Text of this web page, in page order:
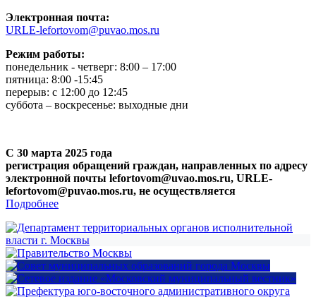
Электронная почта:
URLE-lefortovom@puvao.mos.ru
Режим работы:
понедельник - четверг: 8:00 – 17:00
пятница: 8:00 -15:45
перерыв: с 12:00 до 12:45
суббота – воскресенье: выходные дни
С 30 марта 2025 года
регистрация обращений граждан, направленных по адресу
электронной почты lefortovom@uvao.mos.ru, URLE-
lefortovom@puvao.mos.ru, не осуществляется
Подробнее